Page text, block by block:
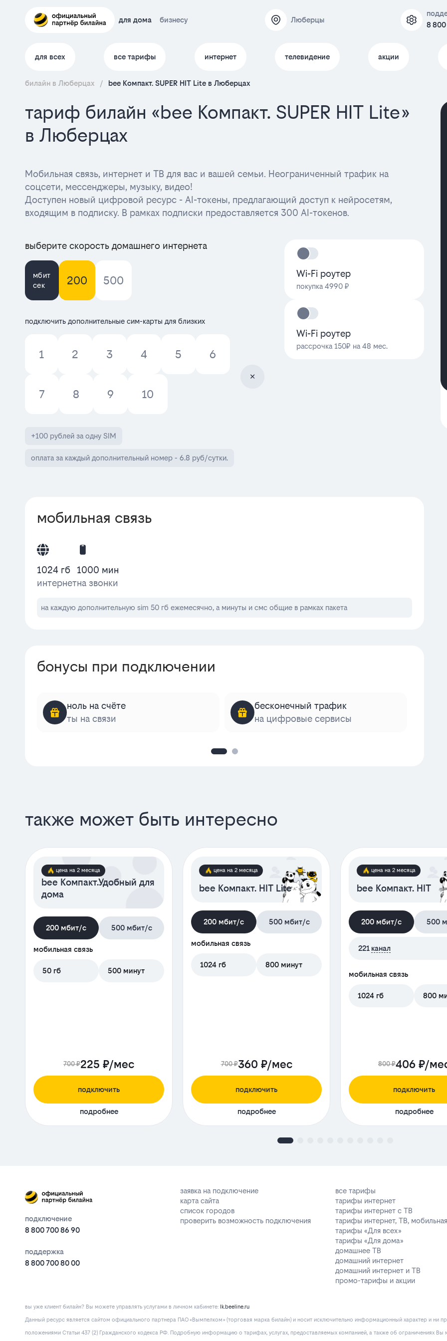
для дома бизнесу Люберцы
8
для всех все тарифы интернет телевидение акции
билайн в Люберцах / bee Компакт. SUPER HIT Lite в Люберцах
тариф билайн «bee Компакт. SUPER HIT Lite»
в Люберцах
Мобильная связь, интернет и ТВ для вас и вашей семьи. Неограниченный трафик на
соцсети, мессенджеры, музыку, видео!
Доступен новый цифровой ресурс - AI-токены, предлагающий доступ к нейросетям,
входящим в подписку. В рамках подписки предоставляется 300 AI-токенов.
выберите скорость домашнего интернета
мбит
сек
200 500
подключить дополнительные сим-карты для близких
1 2 3 4 5 6
7 8 9 10
+100 рублей за одну SIM
оплата за каждый дополнительный номер - 6.8 руб/сутки.
Wi-Fi роутер
покупка 4990 ₽
Wi-Fi роутер
рассрочка 150₽ на 48 мес.
мобильная связь
1024 гб
интернет
1000 мин
на звонки
на каждую дополнительную sim 50 гб ежемесячно, а минуты и смс общие в рамках пакета
бонусы при подключении
ноль на счёте
ты на связи
бесконечный трафик
на цифровые сервисы
также может быть интересно
цена на 2 месяца
bee Компакт.Удобный для
дома
200 мбит/с 500 мбит/с
мобильная связь
50 гб 500 минут
700 ₽225 ₽/мес
подключить
подробнее
цена на 2 месяца
bee Компакт. HIT Lite
200 мбит/с 500 мбит/с
мобильная связь
1024 гб 800 минут
700 ₽360 ₽/мес
подключить
подробнее
цена на 2 месяца
bee Компакт. HIT
200 мбит/с 500
221 канал
мобильная связь
1024 гб 800
800 ₽406 ₽/
подключить
подробнее
подключение
8 800 700 86 90
поддержка
8 800 700 80 00
заявка на подключение
карта сайта
список городов
проверить возможность подключения
все тарифы
тарифы интернет
тарифы интернет с ТВ
тарифы интернет, ТВ,
тарифы «Для всех»
тарифы «Для дома»
домашнее ТВ
домашний интернет
домашний интернет и ТВ
промо-тарифы и акции
вы уже клиент билайн? Вы можете управлять услугами в личнoм кaбинeтe:
lk.beeline.ru
Данный ресурс является сайтом официального партнера ПАО «Вымпелком» (торговая марка билайн) и носит исключительно информационный характер и ни
положениями Статьи 437 (2) Гражданского кодекса РФ. Подробную информацию о тарифах, услугах, предоставляемых компанией, а также об ограничениях Вы